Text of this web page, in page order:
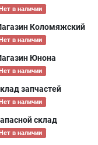
в наличии
Коломяжский
в наличии
Юнона
в наличии
запчастей
в наличии
склад
в наличии